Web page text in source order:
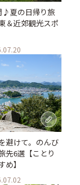
♪夏の日帰り旅
＆近郊観光スポ
避けて。のんび
先6選【ことり
め】